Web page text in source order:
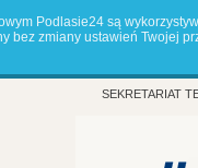
Podlasie24 są
bez zmiany ustawień Twojej
SEKRETARIAT